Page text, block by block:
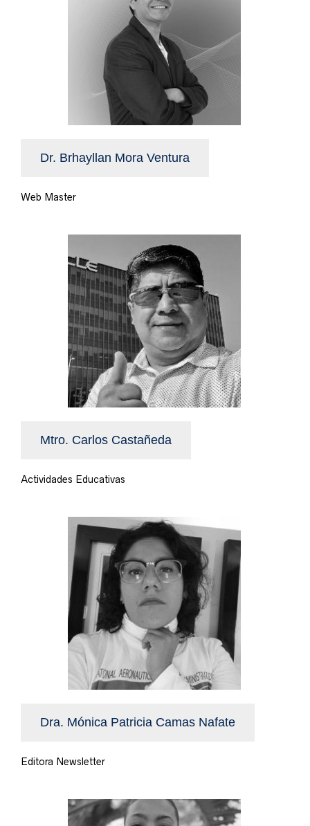
Dr. Brhayllan Mora Ventura
Web Master
Mtro. Carlos Castañeda
Actividades Educativas
Dra. Mónica Patricia Camas Nafate
Editora Newsletter